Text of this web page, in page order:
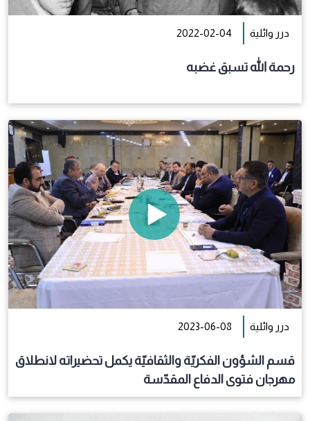
درر وائلية 2022-02-04
رحمة الله تسبق غضبه
درر وائلية 2023-06-08
قسم الشؤون الفكريّة والثقافيّة يكمل تحضيراته لانطلاق
مهرجان فتوى الدفاع المقدّسة